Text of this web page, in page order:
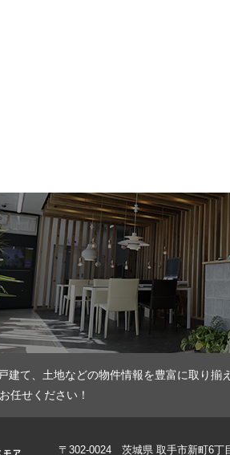
建て、土地などの物件情報を豊富に取り
任せください！
〒302-0024 茨城県 取手市新町6丁